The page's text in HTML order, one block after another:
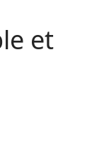
et